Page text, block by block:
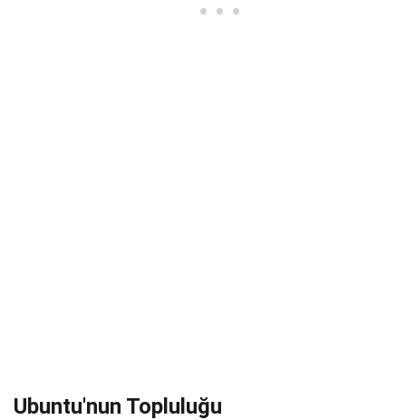
Ubuntu'nun Topluluğu